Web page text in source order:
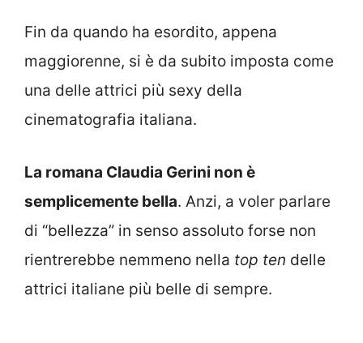
Fin da quando ha esordito, appena
maggiorenne, si è da subito imposta come
una delle attrici più sexy della
cinematografia italiana.
La romana Claudia Gerini non è
semplicemente bella. Anzi, a voler parlare
di “bellezza” in senso assoluto forse non
rientrerebbe nemmeno nella top ten delle
attrici italiane più belle di sempre.